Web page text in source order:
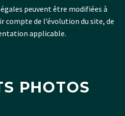
peuvent être modifiées à
de l’évolution du site, de
applicable.
PHOTOS